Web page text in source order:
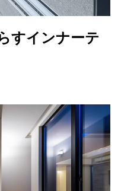
すインナーテ